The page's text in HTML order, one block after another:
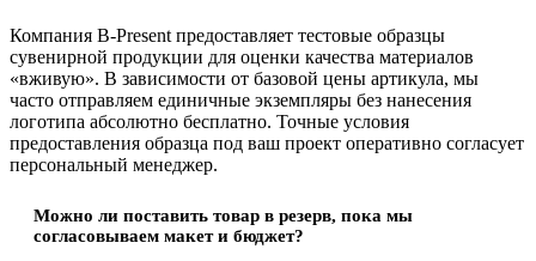
Компания B-Present предоставляет тестовые образцы
сувенирной продукции для оценки качества материалов
«вживую». В зависимости от базовой цены артикула, мы
часто отправляем единичные экземпляры без нанесения
логотипа абсолютно бесплатно. Точные условия
предоставления образца под ваш проект оперативно согласует
персональный менеджер.
Можно ли поставить товар в резерв, пока мы
согласовываем макет и бюджет?